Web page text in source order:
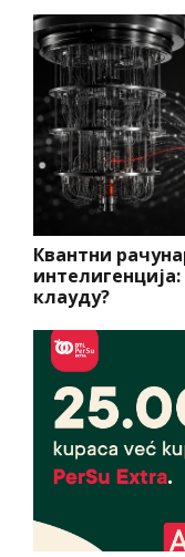
Квантни
клауду?